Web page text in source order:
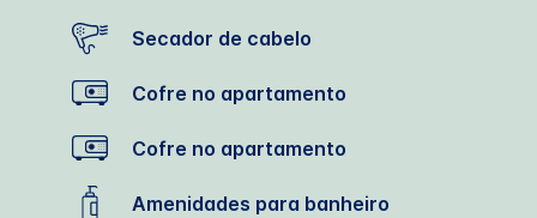
Secador de cabelo
Cofre no apartamento
Cofre no apartamento
Amenidades para banheiro